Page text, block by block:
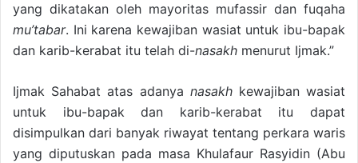
yang dikatakan oleh mayoritas mufassir dan fuqaha
mu’tabar. Ini karena kewajiban wasiat untuk ibu-bapak
dan karib-kerabat itu telah di-nasakh menurut Ijmak.”
Ijmak Sahabat atas adanya nasakhkewajiban wasiat
untuk ibu-bapak dan karib-kerabat itu dapat
disimpulkan dari banyak riwayat tentang perkara waris
yang diputuskan pada masa Khulafaur Rasyidin (Abu